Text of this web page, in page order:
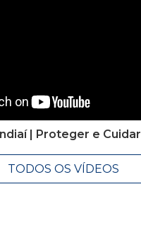
| Proteger e Cuidar
TODOS OS VÍDEOS